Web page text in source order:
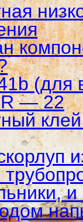
(для
— 22